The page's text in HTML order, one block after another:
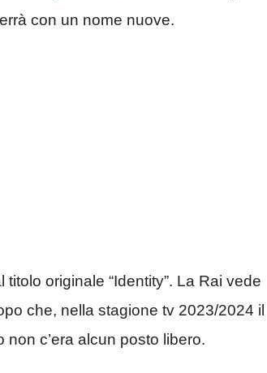
con un nome nuove.
originale “Identity”. La Rai vede
che, nella stagione tv 2023/2024 il
non c’era alcun posto libero.